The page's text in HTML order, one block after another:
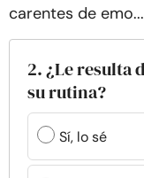
carentes de emo...
2. ¿Le resulta
su rutina?
Sí, lo sé